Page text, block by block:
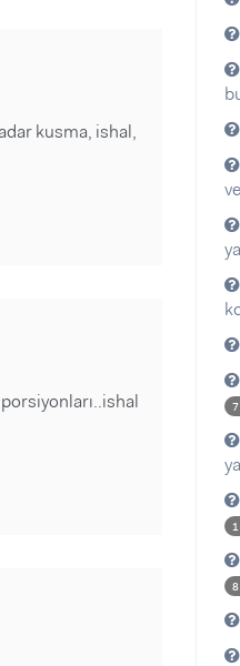
kusma, ishal,
7
8